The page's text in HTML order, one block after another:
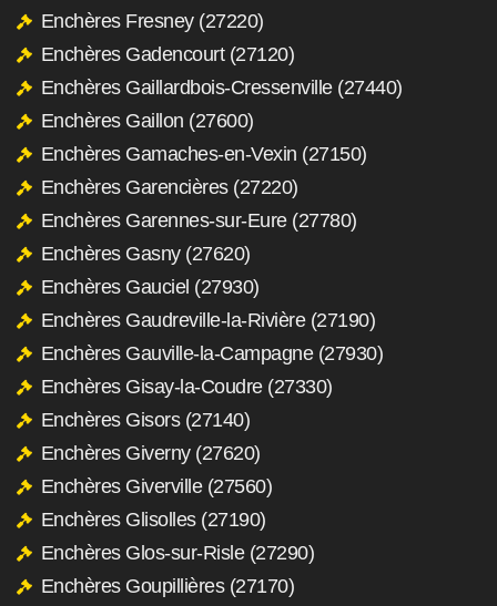
Enchères Fresney (27220)
Enchères Gadencourt (27120)
Enchères Gaillardbois-Cressenville (27440)
Enchères Gaillon (27600)
Enchères Gamaches-en-Vexin (27150)
Enchères Garencières (27220)
Enchères Garennes-sur-Eure (27780)
Enchères Gasny (27620)
Enchères Gauciel (27930)
Enchères Gaudreville-la-Rivière (27190)
Enchères Gauville-la-Campagne (27930)
Enchères Gisay-la-Coudre (27330)
Enchères Gisors (27140)
Enchères Giverny (27620)
Enchères Giverville (27560)
Enchères Glisolles (27190)
Enchères Glos-sur-Risle (27290)
Enchères Goupillières (27170)